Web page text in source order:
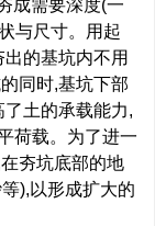
成需要深度(一
与尺寸。用起
的基坑内不用
同时,基坑下部
土的承载能力,
荷载。为了进一
夯坑底部的地
),以形成扩大的